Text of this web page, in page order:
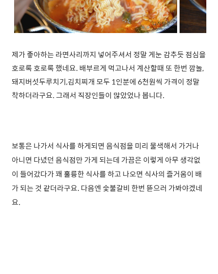
제가 좋아하는 라면사리까지 넣어주셔서 정말 게눈 감추듯 점심을
호로록 호로록 했네요. 배부르게 먹고나서 계산할때 또 한번 깜놀,
돼지버섯두루치기,김치찌개 모두 1인분에 6천원씩 가격이 정말
착하더라구요. 그래서 직장인들이 많았었나 봅니다.
보통은 나가서 식사를 하게되면 음식점을 미리 물색해서 가거나
아니면 다녔던 음식점만 가게 되는데 가끔은 이렇게 아무 생각없
이 들어갔다가 꽤 훌륭한 식사를 하고 나오면 식사의 즐거움이 배
가 되는 것 같더라구요. 다음엔 숯불갈비 한번 뜯으러 가봐야겠네
요.